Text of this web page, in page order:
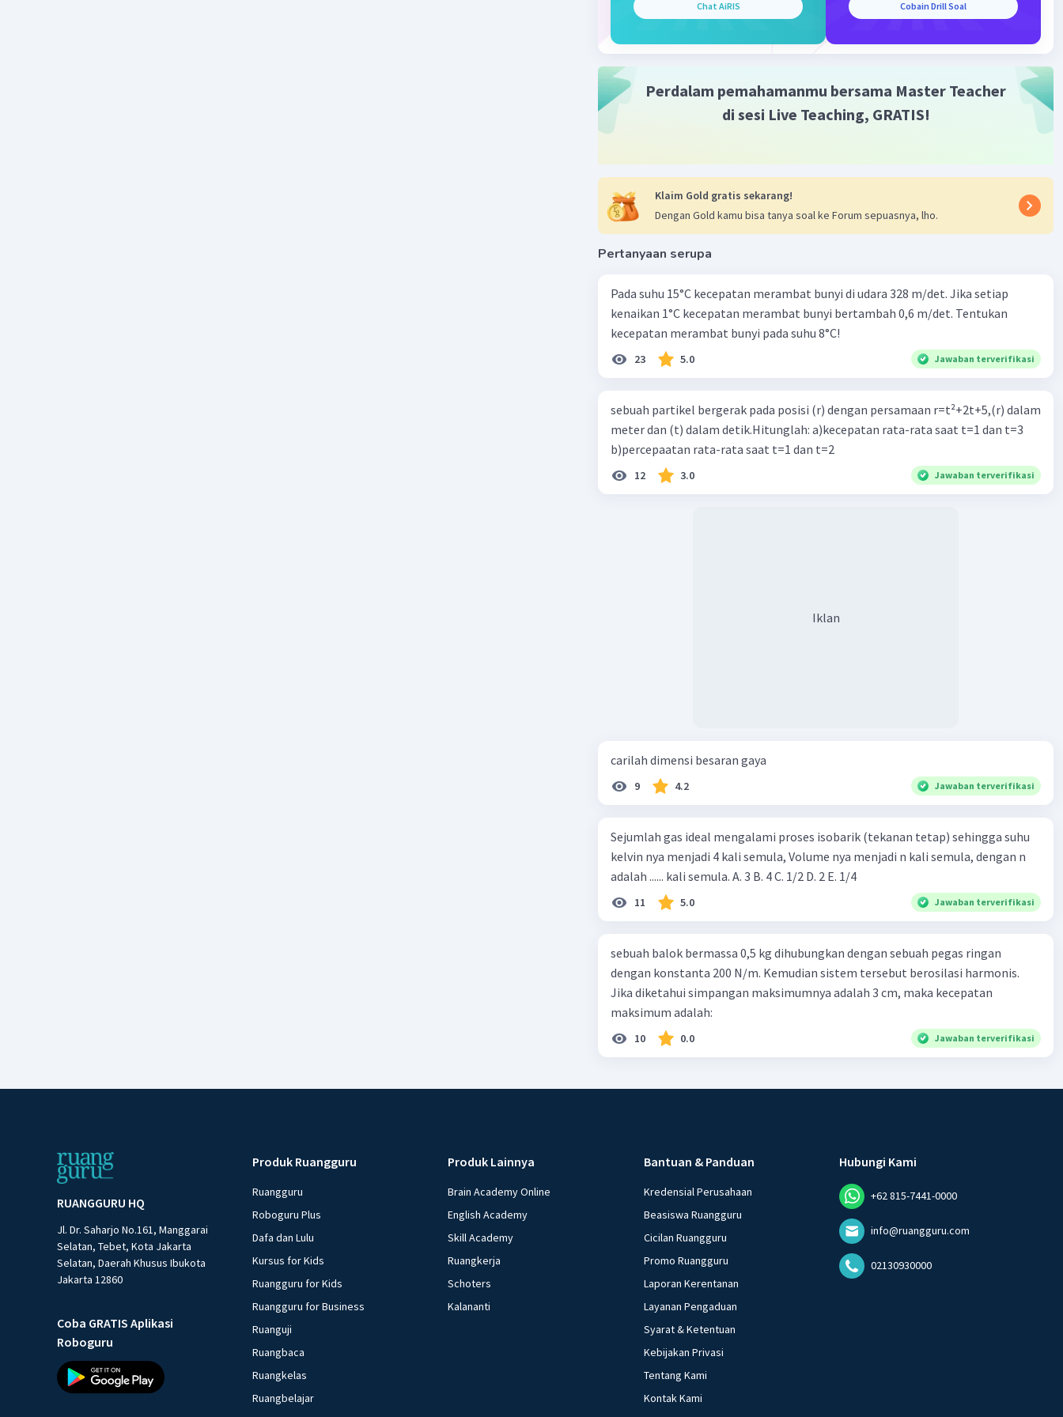
Chat AiRIS Cobain Drill Soal
Perdalam pemahamanmu bersama Master Teacher
di sesi Live Teaching, GRATIS!
Klaim Gold gratis sekarang!
Dengan Gold kamu bisa tanya soal ke Forum sepuasnya, lho.
Pertanyaan serupa
Pada suhu 15°C kecepatan merambat bunyi di udara 328 m/det. Jika setiap
kenaikan 1°C kecepatan merambat bunyi bertambah 0,6 m/det. Tentukan
kecepatan merambat bunyi pada suhu 8°C!
23 5.0 Jawaban terverifikasi
sebuah partikel bergerak pada posisi (r) dengan persamaan r=t²+2t+5,(r) dalam
meter dan (t) dalam detik.Hitunglah: a)kecepatan rata-rata saat t=1 dan t=3
b)percepaatan rata-rata saat t=1 dan t=2
12 3.0 Jawaban terverifikasi
Iklan
carilah dimensi besaran gaya
9 4.2 Jawaban terverifikasi
Sejumlah gas ideal mengalami proses isobarik (tekanan tetap) sehingga suhu
kelvin nya menjadi 4 kali semula, Volume nya menjadi n kali semula, dengan n
adalah ...... kali semula. A. 3 B. 4 C. 1/2 D. 2 E. 1/4
11 5.0 Jawaban terverifikasi
sebuah balok bermassa 0,5 kg dihubungkan dengan sebuah pegas ringan
dengan konstanta 200 N/m. Kemudian sistem tersebut berosilasi harmonis.
Jika diketahui simpangan maksimumnya adalah 3 cm, maka kecepatan
maksimum adalah:
10 0.0 Jawaban terverifikasi
RUANGGURU HQ
Jl. Dr. Saharjo No.161, Manggarai
Selatan, Tebet, Kota Jakarta
Selatan, Daerah Khusus Ibukota
Jakarta 12860
Coba GRATIS Aplikasi
Roboguru
Produk Ruangguru
Ruangguru
Roboguru Plus
Dafa dan Lulu
Kursus for Kids
Ruangguru for Kids
Ruangguru for Business
Ruanguji
Ruangbaca
Ruangkelas
Ruangbelajar
Produk Lainnya
Brain Academy Online
English Academy
Skill Academy
Ruangkerja
Schoters
Kalananti
Bantuan & Panduan
Kredensial Perusahaan
Beasiswa Ruangguru
Cicilan Ruangguru
Promo Ruangguru
Laporan Kerentanan
Layanan Pengaduan
Syarat & Ketentuan
Kebijakan Privasi
Tentang Kami
Kontak Kami
Hubungi Kami
+62 815-7441-0000
info@ruangguru.com
02130930000